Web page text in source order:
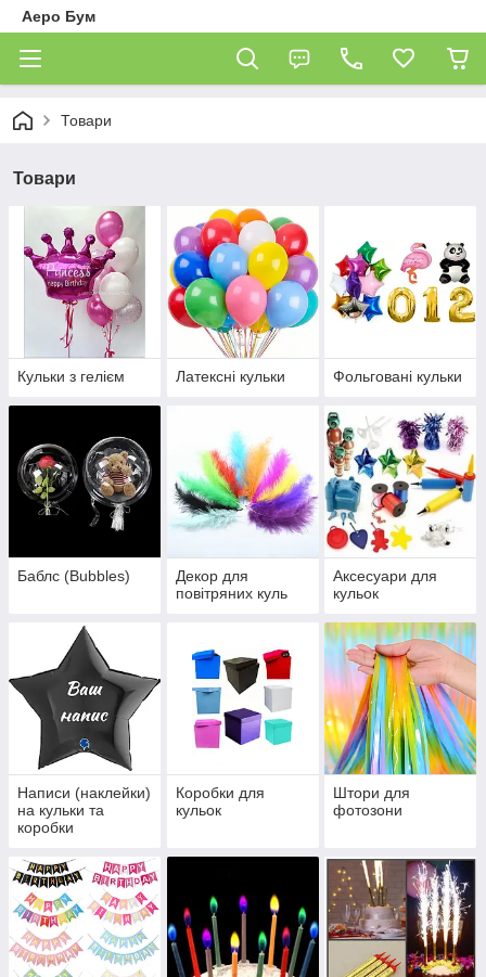
Аеро Бум
Товари
Товари
Кульки з гелієм Латексні кульки Фольговані кульки
Баблс (Bubbles)
Декор для
повітряних куль
Аксесуари для
кульок
Написи (наклейки)
на кульки та
коробки
Коробки для
кульок
Штори для
фотозони